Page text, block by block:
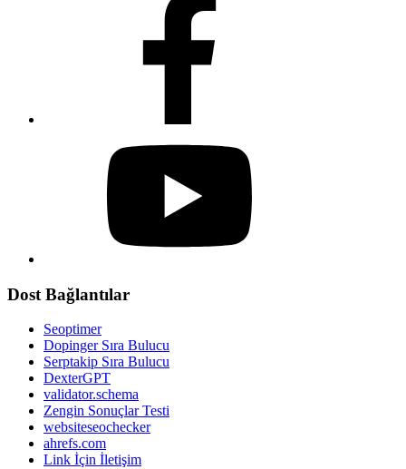
Dost Bağlantılar
Seoptimer
Dopinger Sıra Bulucu
Serptakip Sıra Bulucu
DexterGPT
validator.schema
Zengin Sonuçlar Testi
websiteseochecker
ahrefs.com
Link İçin İletişim